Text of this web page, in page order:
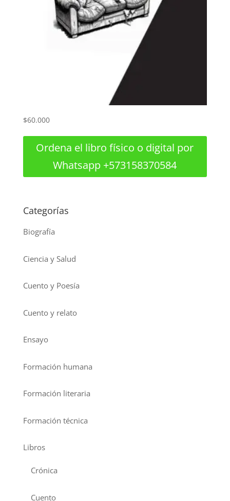
$60.000
Ordena el libro físico o digital por
Whatsapp +573158370584
Categorías
Biografía
Ciencia y Salud
Cuento y Poesía
Cuento y relato
Ensayo
Formación humana
Formación literaria
Formación técnica
Libros
Crónica
Cuento